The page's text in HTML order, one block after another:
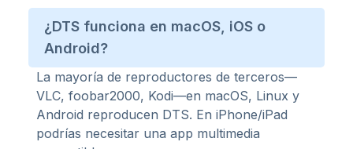
¿DTS funciona en macOS, iOS o
Android?
La mayoría de reproductores de terceros—
VLC, foobar2000, Kodi—en macOS, Linux y
Android reproducen DTS. En iPhone/iPad
podrías necesitar una app multimedia